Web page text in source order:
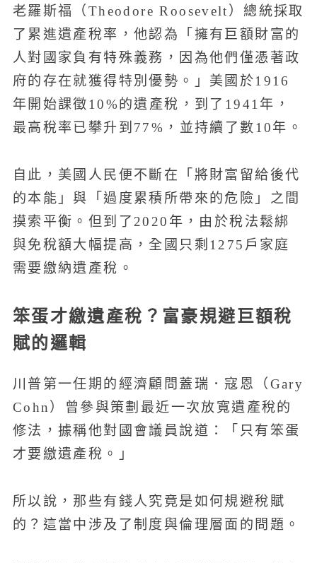
老羅斯福（Theodore Roosevelt）總統採取
了累進遺產稅率，他認為「擁有巨額財富的
人對國家負有特殊義務，因為他們僅憑著政
府的存在就獲得特別優勢。」美國於1916
年開始課徵10%的遺產稅，到了1941年，
最高稅率已攀升到77%，並持續了數10年。
自此，美國人民便不斷在「將財富留給後代
的本能」與「過度累積所帶來的危險」之間
摸索平衡。但到了2020年，由於稅法鬆綁
與免稅額大幅提高，全國只剩1275戶家庭
需要繳納遺產稅。
笨蛋才繳遺產稅？富豪規避巨額稅
賦的邏輯
川普第一任期的經濟顧問蓋瑞．寇恩（Gary
Cohn）曾參與策劃最近一次放寬遺產稅的
修法，據稱他對國會議員說道：「只有笨蛋
才要繳遺產稅。」
所以說，那些有錢人究竟是如何規避稅賦
的？這當中涉及了制度與倫理層面的問題。